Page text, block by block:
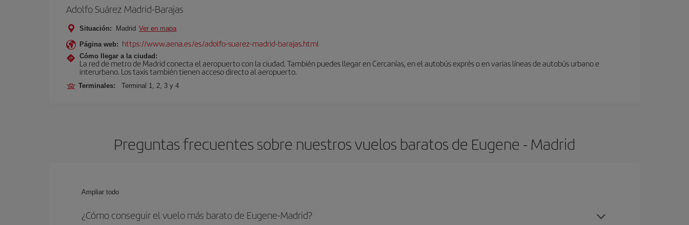
Adolfo Suárez Madrid-Barajas
Situación: Madrid Ver en mapa
Página web: https://www.aena.es/es/adolfo-suarez-madrid-barajas.html
Cómo llegar a la ciudad:
La red de metro de Madrid conecta el aeropuerto con la ciudad. También puedes llegar en Cercanías, en el autobús exprés o en varias líneas de autobús urbano e
interurbano. Los taxis también tienen acceso directo al aeropuerto.
Terminales: Terminal 1, 2, 3 y 4
Preguntas frecuentes sobre nuestros vuelos baratos de Eugene - Madrid
Ampliar todo
¿Cómo conseguir el vuelo más barato de Eugene-Madrid?